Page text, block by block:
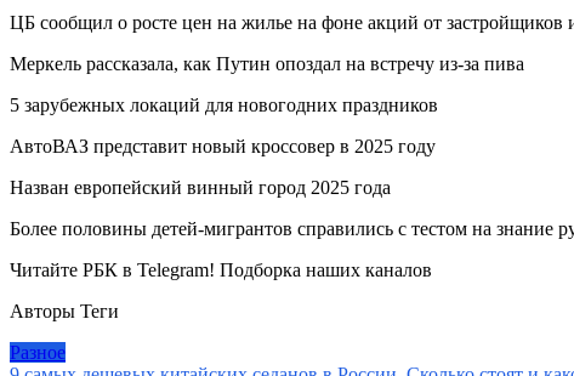
ЦБ сообщил о росте цен на жилье на фоне акций от застройщиков
Меркель рассказала, как Путин опоздал на встречу из-за пива
5 зарубежных локаций для новогодних праздников
АвтоВАЗ представит новый кроссовер в 2025 году
Назван европейский винный город 2025 года
Более половины детей-мигрантов справились с тестом на знание
Читайте РБК в Telegram! Подборка наших каналов
Авторы Теги
Разное